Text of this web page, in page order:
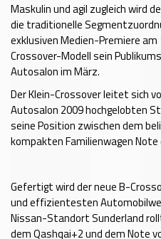
Maskulin und agil zugleich wird
die traditionelle
exklusiven Medien-Premiere
Crossover-Modell sein
Autosalon im März.
Der Klein-Crossover leitet sich
Autosalon 2009 hochgelobten
seine Position zwischen dem
kompakten Familienwagen Note
Gefertigt wird der neue B-
und effizientesten
Nissan-Standort Sunderland
dem Qashqai+2 und dem Note